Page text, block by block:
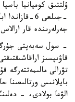
-جىلعى 6-
جەرلەرىندە قار
- سول سەبەپتى
قاۋىپسىز
بايلانىس ورتالىعىنا
الۋعا بولادى، -